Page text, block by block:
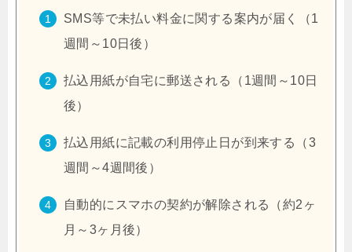
SMS等で未払い料金に関する案内が届く（1
週間～10日後）
払込用紙が自宅に郵送される（1週間～10日
後）
払込用紙に記載の利用停止日が到来する（3
週間～4週間後）
自動的にスマホの契約が解除される（約2ヶ
月～3ヶ月後）